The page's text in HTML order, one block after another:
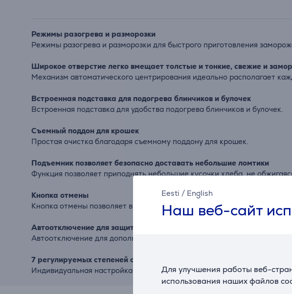
Eesti / English
Наш веб-сайт
Для улучшения работы веб-
использования наших файлов
Режимы разогрева и разморозки
Режимы разогрева и разморозки для быстрого приготовления
Широкое отверстие легко вмещает толстые и тонкие, свежие и
Механизм автоматического центрирования идеально располагает
Встроенная подставка для подогрева блинчиков и булочек
Встроенная подставка для удобства подогрева блинчиков и булочек.
Съемный поддон для крошек
Простая очистка благодаря съемному поддону для крошек.
Подъемник позволяет безопасно доставать небольшие ломтики
Функция позволяет приподнять небольшие кусочки хлеба, не
Кнопка отмены
Кнопка отмены позволяет в любой момент остановить приготовление
Автоотключение для защиты
Автоотключение для дополнительной защиты прибора от короткого
7 регулируемых степеней обжаривания на выбор
Индивидуальная настройка температурного режима для